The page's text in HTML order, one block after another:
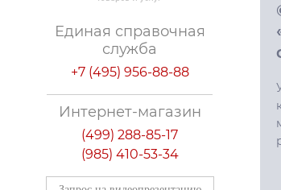
Единая справочная
служба
+7 (495) 956-88-88
Интернет-магазин
(499) 288-85-17
(985) 410-53-34